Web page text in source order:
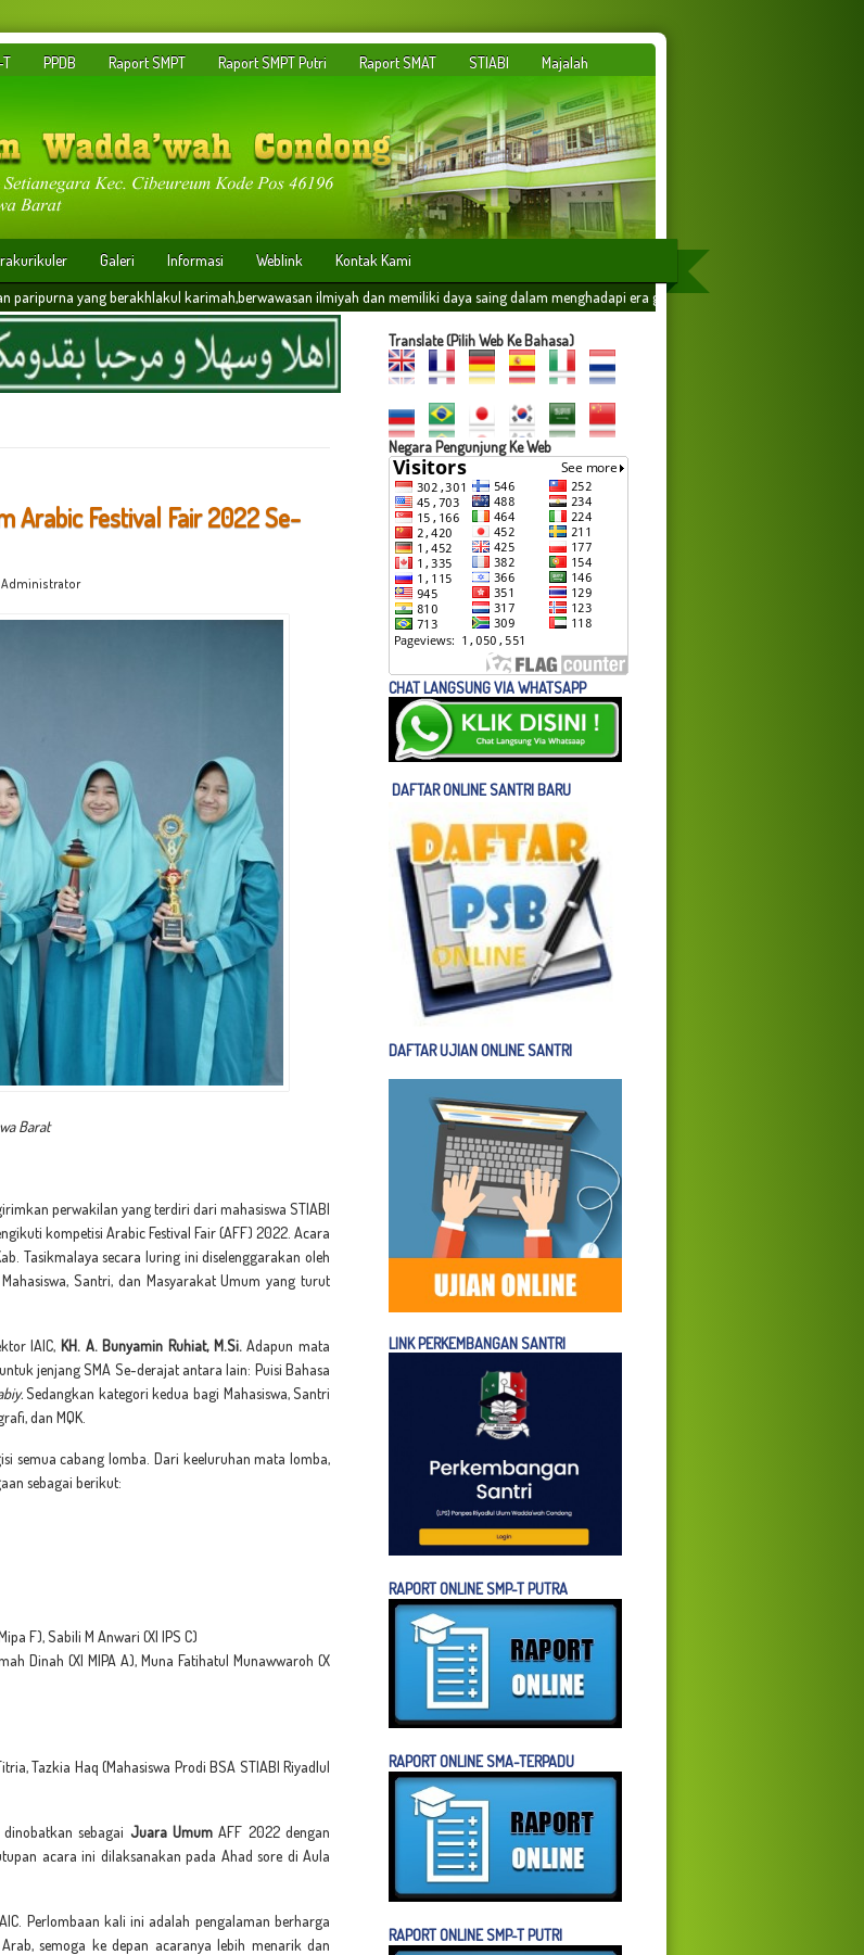
T PPDB Raport SMPT Raport SMPT Putri Raport SMAT STIABI Majalah
Galeri Informasi Weblink
Kontak Kami
berakhlakul karimah,berwawasan ilmiyah dan memiliki daya saing dalam menghadapi era globalisasi yang dilandasi oleh ilmu
Arabic Festival Fair 2022 Se-
Administrator
Barat
perwakilan yang terdiri dari mahasiswa STIABI
kompetisi Arabic Festival Fair (AFF) 2022. Acara
Tasikmalaya secara luring ini diselenggarakan oleh
Santri, dan Masyarakat Umum yang turut
IAIC,KH. A. Bunyamin Ruhiat, M.Si.Adapun mata
jenjang SMA Se-derajat antara lain: Puisi Bahasa
Sedangkan kategori kedua bagi Mahasiswa, Santri
dan MQK.
semua cabang lomba. Dari keeluruhan mata lomba,
sebagai berikut:
F), Sabili M Anwari (XI IPS C)
Dinah (XI MIPA A), Muna Fatihatul Munawwaroh (X
Tazkia Haq (Mahasiswa Prodi BSA STIABI Riyadlul
sebagai Juara UmumAFF 2022 dengan
acara ini dilaksanakan pada Ahad sore di Aula
Perlombaan kali ini adalah pengalaman berharga
semoga ke depan acaranya lebih menarik dan
Translate (Pilih Web Ke Bahasa)
Negara Pengunjung Ke Web
CHAT LANGSUNG VIA WHATSAPP
DAFTAR ONLINE SANTRI BARU
DAFTAR UJIAN ONLINE SANTRI
LINK PERKEMBANGAN SANTRI
RAPORT ONLINE SMP-T PUTRA
RAPORT ONLINE SMA-TERPADU
RAPORT ONLINE SMP-T PUTRI